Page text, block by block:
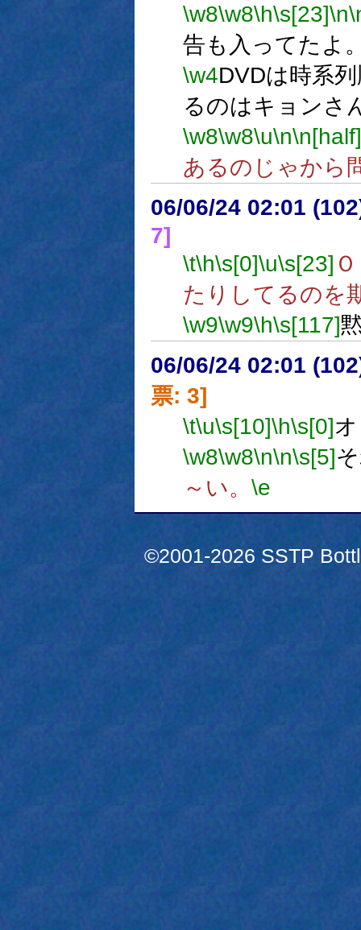
\w8\w8\h\s[23]\n
告も入ってたよ
\w4DVDは時系
るのはキョンさ
\w8\w8\u\n\n[half]
あるのじゃから
06/06/24 02:01
7]
\t\h\s[0]\u\s[23]
たりしてるのを
\w9\w9\h\s[117]
06/06/24 02:01
票: 3]
\t\u\s[10]\h\s[0]
\w8\w8\n\n\s[5]
～い。 \e
©2001-2026 SSTP